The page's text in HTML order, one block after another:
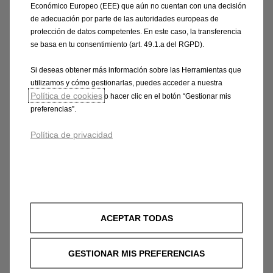
Descarga myOpel App:
Económico Europeo (EEE) que aún no cuentan con una decisión
de adecuación por parte de las autoridades europeas de
protección de datos competentes. En este caso, la transferencia
se basa en tu consentimiento (art. 49.1.a del RGPD).
Si deseas obtener más información sobre las Herramientas que
utilizamos y cómo gestionarlas, puedes acceder a nuestra
Política de cookies o hacer clic en el botón “Gestionar mis
preferencias”.
Política de privacidad
GESTIONAR MIS PREFERENCIAS
ACEPTAR TODAS